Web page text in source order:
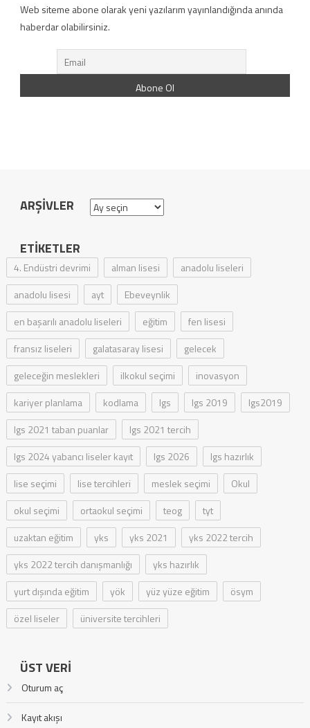
Web siteme abone olarak yeni yazılarım yayınlandığında anında
haberdar olabilirsiniz.
ARŞIVLER Arşivler
ETIKETLER
4. Endüstri devrimi alman lisesi
anadolu liseleri
anadolu lisesi
ayt
Ebeveynlik
en başarılı anadolu liseleri
eğitim
fen lisesi
fransız liseleri
galatasaray lisesi
gelecek
geleceğin meslekleri
ilkokul seçimi
inovasyon
kariyer planlama
kodlama lgs lgs 2019
lgs2019
lgs 2021 taban puanlar
lgs 2021 tercih
lgs 2024 yabancı liseler kayıt
lgs 2026
lgs hazırlık
lise seçimi
lise tercihleri meslek seçimi
Okul
okul seçimi
ortaokul seçimi teog
tyt
uzaktan eğitim
yks yks 2021
yks 2022 tercih
yks 2022 tercih danışmanlığı
yks hazırlık
yurt dışında eğitim
yök yüz yüze eğitim
ösym
özel liseler
üniversite tercihleri
ÜST VERI
Oturum aç
Kayıt akışı